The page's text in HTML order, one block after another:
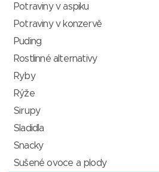
Potraviny v aspiku
Potraviny v konzervě
Puding
Rostlinné alternativy
Ryby
Rýže
Sirupy
Sladidla
Snacky
Sušené ovoce a plody